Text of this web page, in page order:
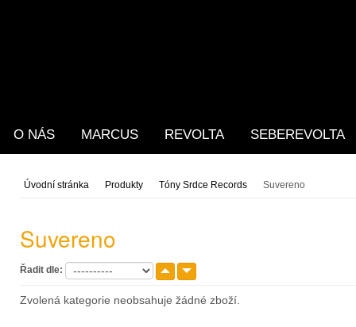
Úvodní stránka Produkty Tóny Srdce Records Suvereno
Suvereno
Řadit dle:
Zvolená kategorie neobsahuje žádné zboží.
O NÁS MARCUS REVOLTA SEBEREVOLTA